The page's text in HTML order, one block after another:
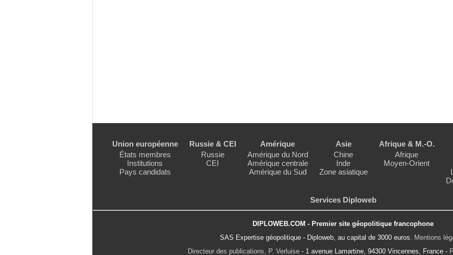
Union européenne
États membres
Institutions
Pays candidats
Russie & CEI
Russie
CEI
Amérique
Amérique du Nord
Amérique centrale
Amérique du Sud
Asie
Chine
Inde
Zone asiatique
Afrique & M.-O.
Afrique
Moyen-Orient
Services Diploweb
DIPLOWEB.COM - Premier site géopolitique francophone
SAS Expertise géopolitique - Diploweb, au capital de 3000 euros.
Mentions
Directeur des publications, P. Verluise - 1 avenue Lamartine, 94300 Vincennes, France -